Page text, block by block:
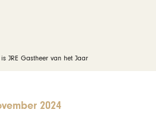
JRE Gastheer van het Jaar
2024